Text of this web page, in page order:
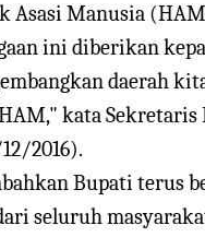
Asasi Manusia
ini diberikan
daerah
kata Sekretaris
2016).
Bupati terus
seluruh